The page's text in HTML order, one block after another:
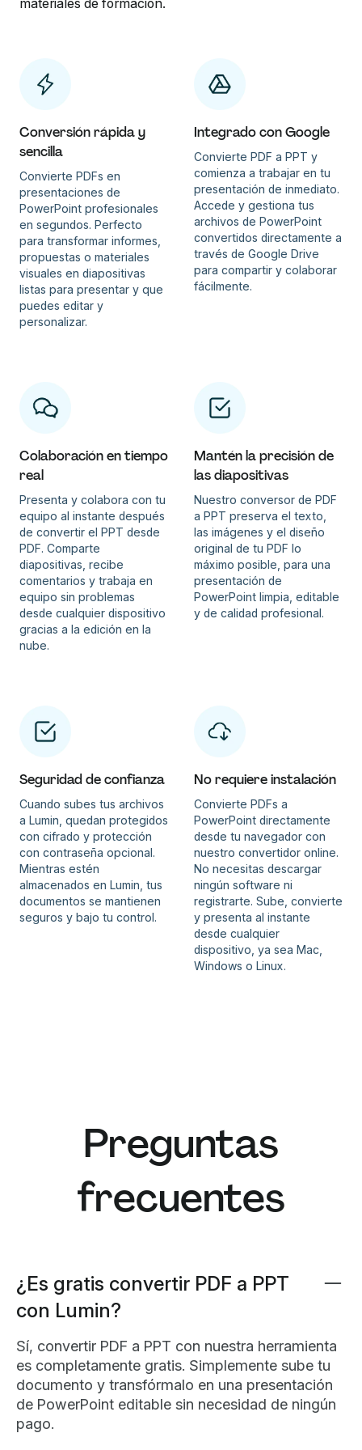
materiales de formación.
Conversión rápida y
sencilla
Convierte PDFs en
presentaciones de
PowerPoint profesionales
en segundos. Perfecto
para transformar informes,
propuestas o materiales
visuales en diapositivas
listas para presentar y que
puedes editar y
personalizar.
Integrado con Google
Convierte PDF a PPT y
comienza a trabajar en tu
presentación de inmediato.
Accede y gestiona tus
archivos de PowerPoint
convertidos directamente a
través de Google Drive
para compartir y colaborar
fácilmente.
Colaboración en tiempo
real
Presenta y colabora con tu
equipo al instante después
de convertir el PPT desde
PDF. Comparte
diapositivas, recibe
comentarios y trabaja en
equipo sin problemas
desde cualquier dispositivo
gracias a la edición en la
nube.
Mantén la precisión de
las diapositivas
Nuestro conversor de PDF
a PPT preserva el texto,
las imágenes y el diseño
original de tu PDF lo
máximo posible, para una
presentación de
PowerPoint limpia, editable
y de calidad profesional.
Seguridad de confianza
Cuando subes tus archivos
a Lumin, quedan protegidos
con cifrado y protección
con contraseña opcional.
Mientras estén
almacenados en Lumin, tus
documentos se mantienen
seguros y bajo tu control.
No requiere instalación
Convierte PDFs a
PowerPoint directamente
desde tu navegador con
nuestro convertidor online.
No necesitas descargar
ningún software ni
registrarte. Sube, convierte
y presenta al instante
desde cualquier
dispositivo, ya sea Mac,
Windows o Linux.
Preguntas
frecuentes
¿Es gratis convertir PDF a PPT
con Lumin?
Sí, convertir PDF a PPT con nuestra herramienta
es completamente gratis. Simplemente sube tu
documento y transfórmalo en una presentación
de PowerPoint editable sin necesidad de ningún
pago.